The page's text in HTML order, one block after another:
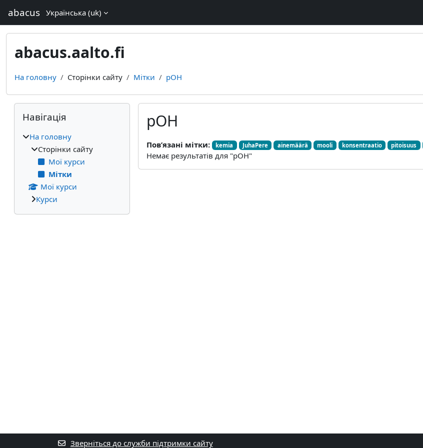
abacus Українська ‎(uk)‎
abacus.aalto.fi
На головну Сторінки сайту Мітки pOH
pOH
Пов’язані мітки: kemia JuhaPere ainemäärä mooli konsentraatio pitoisuus
Немає результатів для "pOH"
Блоки
Пропустити Навігація
Навігація
На головну
Сторінки сайту
Мої курси
Мітки
Мої курси
Курси
Зверніться до служби підтримки сайту